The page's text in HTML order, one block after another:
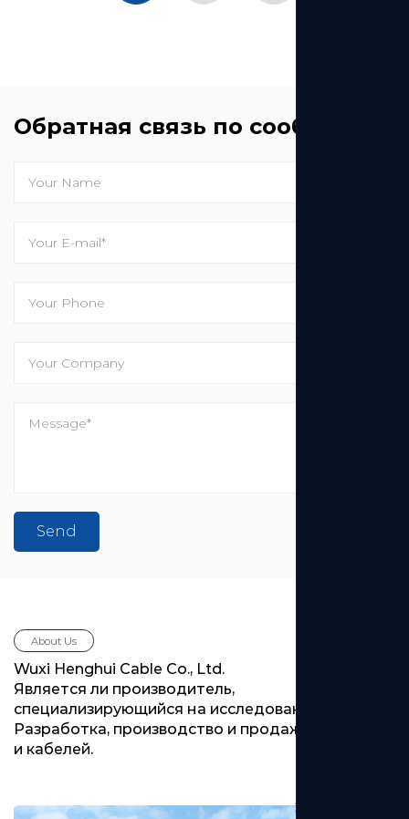
Обратная связь по сообщению
Wuxi Henghui Cable Co., Ltd.
Является ли производитель,
специализирующийся на исследованиях?
Разработка, производство и продажа проводов
и кабелей.